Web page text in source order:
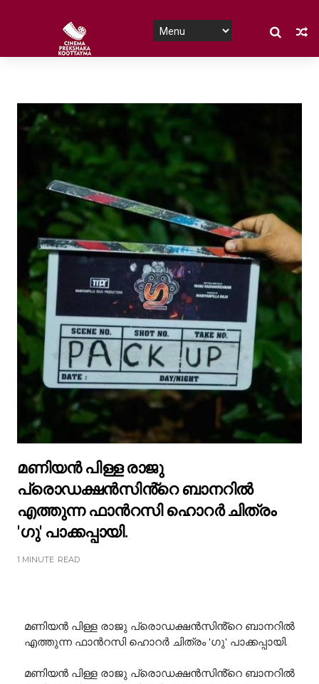
മണിയൻ പിള്ള രാജു
പ്രൊഡക്ഷൻസിൻ്റെ ബാനറിൽ
എത്തുന്ന ഫാന്‍റസി ഹൊറർ ചിത്രം
'ഗു' പാക്കപ്പായി.
1 MINUTE READ
മണിയൻ പിള്ള രാജു പ്രൊഡക്ഷൻസിൻ്റെ ബാനറിൽ
എത്തുന്ന ഫാന്‍റസി ഹൊറർ ചിത്രം 'ഗു' പാക്കപ്പായി.
മണിയൻ പിള്ള രാജു പ്രൊഡക്ഷൻസിൻ്റെ ബാനറിൽ